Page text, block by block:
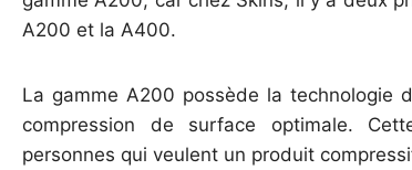
A200 et la A400.
La gamme A200 possède la technologie
compression de surface optimale.
personnes qui veulent un produit